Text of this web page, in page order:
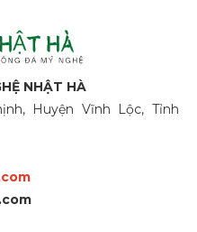
NHẬT HÀ
Huyện Vĩnh Lộc, Tỉnh